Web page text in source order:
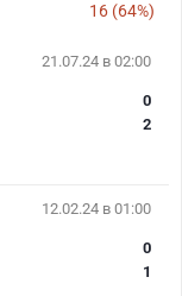
16 (64%)
21.07.24 в 02:00
0
2
12.02.24 в 01:00
0
1